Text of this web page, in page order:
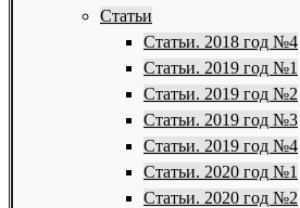
Статьи
Статьи. 2018 год №4
Статьи. 2019 год №1
Статьи. 2019 год №2
Статьи. 2019 год №3
Статьи. 2019 год №4
Статьи. 2020 год №1
Статьи. 2020 год №2